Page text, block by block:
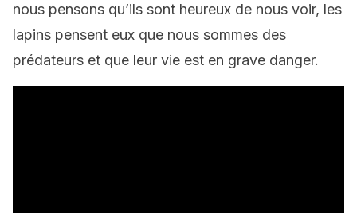
nous pensons qu’ils sont heureux de nous voir, les
lapins pensent eux que nous sommes des
prédateurs et que leur vie est en grave danger.